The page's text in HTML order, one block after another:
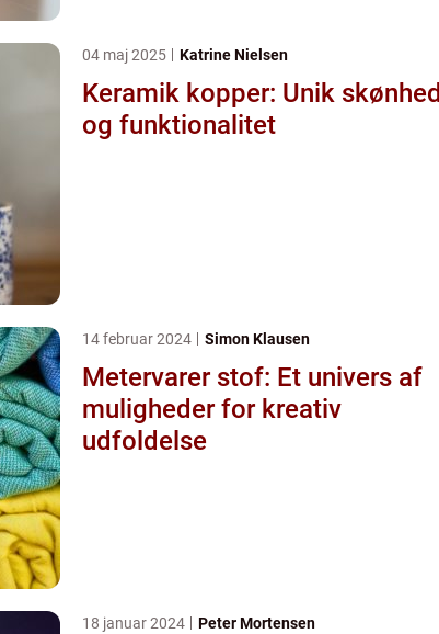
04 maj 2025 Katrine Nielsen
Keramik kopper: Unik skønhed
og funktionalitet
14 februar 2024 Simon Klausen
Metervarer stof: Et univers af
muligheder for kreativ
udfoldelse
18 januar 2024 Peter Mortensen